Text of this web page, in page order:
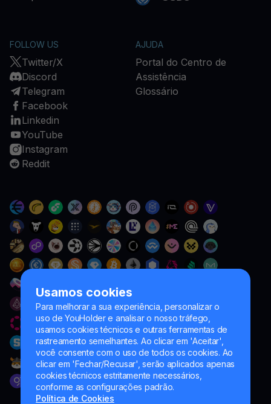
Usamos cookies
Para melhorar a sua experiência, personalizar o
uso de YouHolder e analisar o nosso tráfego,
usamos cookies técnicos e outras ferramentas de
rastreamento semelhantes. Ao clicar em 'Aceitar',
você consente com o uso de todos os cookies. Ao
clicar em 'Fechar/Recusar', serão aplicados apenas
cookies técnicos estritamente necessários,
conforme as configurações padrão.
Política de Cookies
FOLLOW US
Twitter/X
Discord
Telegram
Facebook
Linkedin
YouTube
Instagram
Reddit
AJUDA
Portal do Centro de
Assistência
Glossário